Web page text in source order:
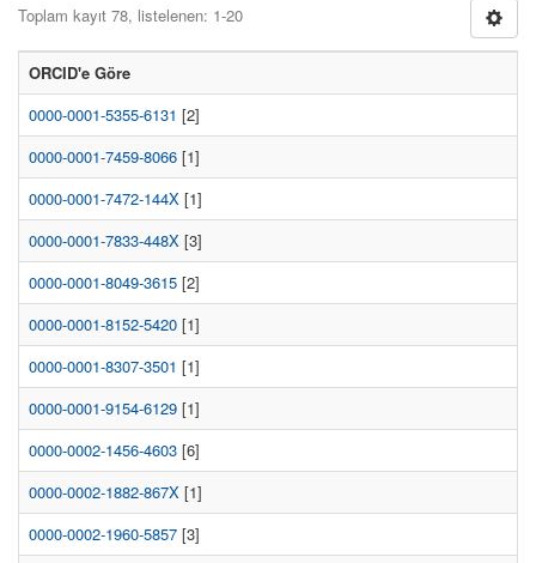
Toplam kayıt 78, listelenen: 1-20
ORCID'e Göre
0000-0001-5355-6131 [2]
0000-0001-7459-8066 [1]
0000-0001-7472-144X [1]
0000-0001-7833-448X [3]
0000-0001-8049-3615 [2]
0000-0001-8152-5420 [1]
0000-0001-8307-3501 [1]
0000-0001-9154-6129 [1]
0000-0002-1456-4603 [6]
0000-0002-1882-867X [1]
0000-0002-1960-5857 [3]